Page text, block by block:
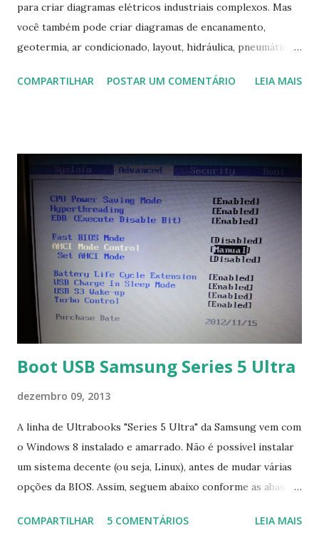
para criar diagramas elétricos industriais complexos. Mas
você também pode criar diagramas de encanamento,
geotermia, ar condicionado, layout, hidráulica, pneumática,
Na última versão 0.100, a coleção contém mais de 8.000
COMPARTILHAR POSTAR UM COMENTÁRIO LEIA MAIS
Boot USB Samsung Series 5 Ultra
dezembro 09, 2013
A linha de Ultrabooks "Series 5 Ultra" da Samsung vem com
o Windows 8 instalado e amarrado. Não é possível instalar
um sistema decente (ou seja, Linux), antes de mudar várias
opções da BIOS. Assim, seguem abaixo conforme as abas, a
Na inicialização aperte F2 para acessar a BIOS e então faça
COMPARTILHAR 5 COMENTÁRIOS LEIA MAIS